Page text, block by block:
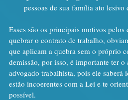
pessoas de sua família ato lesivo
Esses são os principais motivos
quebrar o contrato de trabalho,
que aplicam a quebra sem o próprio
demissão, por isso, é importante ter
advogado trabalhista, pois ele saberá
estão incoerentes com a Lei e te
possível.